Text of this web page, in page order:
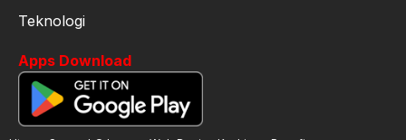
Teknologi
Apps Download